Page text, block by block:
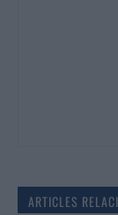
ARTICLES